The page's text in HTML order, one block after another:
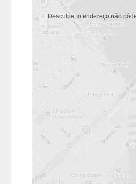
Desculpe, o endereço não